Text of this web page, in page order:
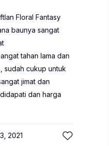
Floral Fantasy
baunya sangat
tahan lama dan
sudah cukup untuk
jimat dan
dan harga
2021